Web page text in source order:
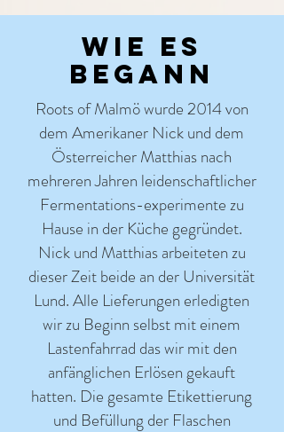
wie es
begann
Roots of Malmö wurde 2014 von
dem Amerikaner Nick und dem
Österreicher Matthias nach
mehreren Jahren leidenschaftlicher
Fermentations-experimente zu
Hause in der Küche gegründet.
Nick und Matthias arbeiteten zu
dieser Zeit beide an der Universität
Lund. Alle Lieferungen erledigten
wir zu Beginn selbst mit einem
Lastenfahrrad das wir mit den
anfänglichen Erlösen gekauft
hatten. Die gesamte Etikettierung
und Befüllung der Flaschen